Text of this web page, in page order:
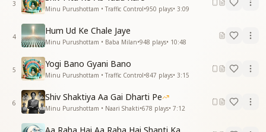
आधार मूरत हो विश्व की तुम
नैन रूहानी वतन ले जाना
नैन रूहानी वतन ले जाना
स्वर्ग की ओंठो पे मुस्काना
नव युग कि हो रचना प्यारी तुम
नव युग कि हो रचना प्यारी तुम
संगम पर जग से न्यारी तुम
तुझे देखके आते बाबा याद
आधार मूरत हो विश्व की तुम
उस दिलबर पर जाऊ मैं बलिहार
3
Minu Purushottam • Traffic Control•950 plays• 3:09
4
Hum Ud Ke Chale Jaye
Minu Purushottam • Baba Milan•948 plays• 10:48
5
Yogi Bano Gyani Bano
Minu Purushottam • Traffic Control•847 plays• 3:15
6
Shiv Shaktiya Aa Gai Dharti Pe
Minu Purushottam • Naari Shakti•678 plays• 7:12
Aa Raha Hai Aa Raha Hai Shanti Ka